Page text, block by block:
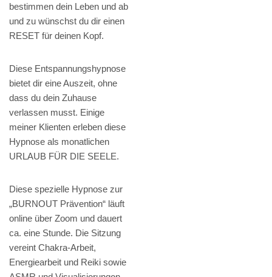
bestimmen dein Leben und ab
und zu wünschst du dir einen
RESET für deinen Kopf.
Diese Entspannungshypnose
bietet dir eine Auszeit, ohne
dass du dein Zuhause
verlassen musst. Einige
meiner Klienten erleben diese
Hypnose als monatlichen
URLAUB FÜR DIE SEELE.
Diese spezielle Hypnose zur
„BURNOUT Prävention“ läuft
online über Zoom und dauert
ca. eine Stunde. Die Sitzung
vereint Chakra-Arbeit,
Energiearbeit und Reiki sowie